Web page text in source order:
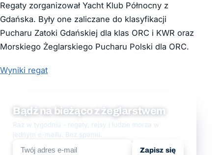
Regaty zorganizował Yacht Klub Północny z
Gdańska. Były one zaliczane do klasyfikacji
Pucharu Zatoki Gdańskiej dla klas ORC i KWR oraz
Morskiego Żeglarskiego Pucharu Polski dla ORC.
Wyniki regat
Bądź na bieżąco z żeglarstwem
Raz w tygodniu - regaty, rejsy i ludzie morza w
jednym e-mailu. Bez spamu.
Zapisz się